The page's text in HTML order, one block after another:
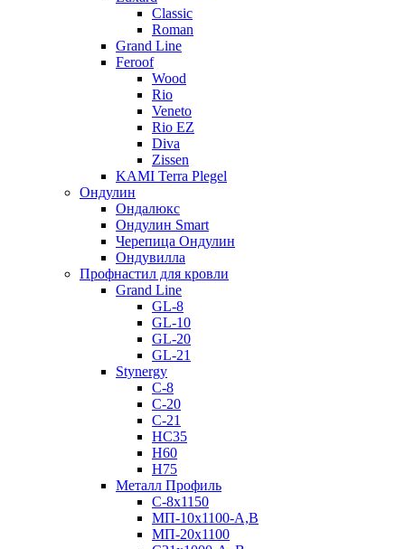
Classic
Roman
Grand Line
Feroof
Wood
Rio
Veneto
Rio EZ
Diva
Zissen
KAMI Terra Plegel
Ондулин
Ондалюкс
Ондулин Smart
Черепица Ондулин
Ондувилла
Профнастил для кровли
Grand Line
GL-8
GL-10
GL-20
GL-21
Stynergy
C-8
C-20
C-21
НС35
Н60
H75
Металл Профиль
С-8х1150
МП-10x1100-А,В
МП-20х1100